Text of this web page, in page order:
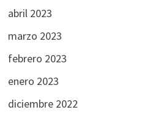
abril 2023
marzo 2023
febrero 2023
enero 2023
diciembre 2022